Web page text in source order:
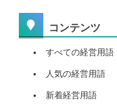
コンテンツ
すべての経営用語
人気の経営用語
新着経営用語